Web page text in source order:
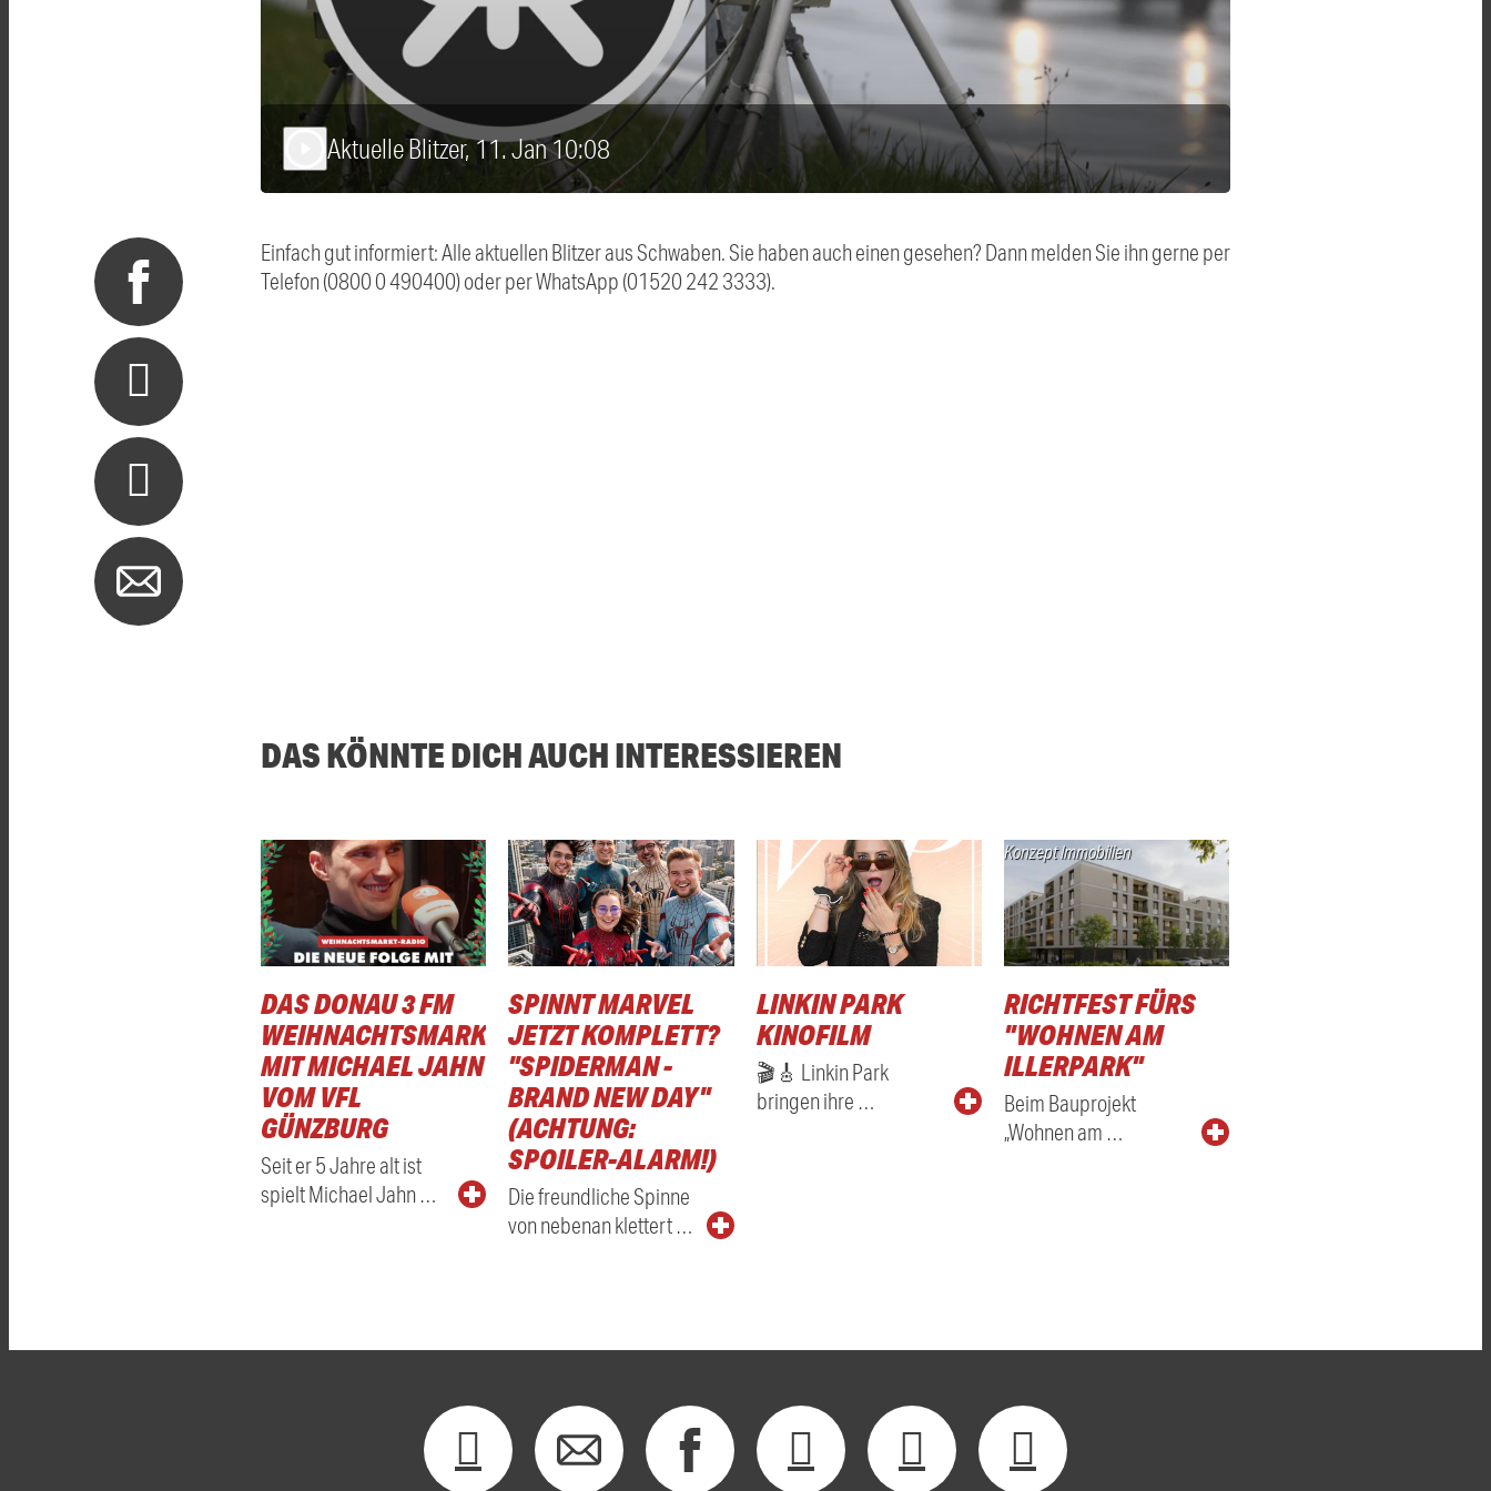
Aktuelle Blitzer, 11. Jan 10:08
Einfach gut informiert: Alle aktuellen Blitzer aus Schwaben. Sie haben auch einen gesehen? Dann melden Sie ihn gerne per
Telefon (0800 0 490400) oder per WhatsApp (01520 242 3333).
DAS KÖNNTE DICH AUCH INTERESSIEREN
DAS DONAU 3 FM
WEIHNACHTSMARKTRADIO
MIT MICHAEL JAHN
VOM VFL
GÜNZBURG
Seit er 5 Jahre alt ist
spielt Michael Jahn …
SPINNT MARVEL
JETZT KOMPLETT?
"SPIDERMAN -
BRAND NEW DAY"
(ACHTUNG:
SPOILER-ALARM!)
Die freundliche Spinne
von nebenan klettert …
LINKIN PARK
KINOFILM
🎬🎸 Linkin Park
bringen ihre …
Konzept Immobilien
RICHTFEST FÜRS
"WOHNEN AM
ILLERPARK"
Beim Bauprojekt
„Wohnen am …